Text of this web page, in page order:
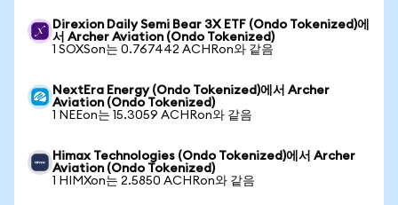
Direxion Daily Semi Bear 3X ETF (Ondo Tokenized)에
서 Archer Aviation (Ondo Tokenized)
1 SOXSon는 0.767442 ACHRon와 같음
NextEra Energy (Ondo Tokenized)에서 Archer
Aviation (Ondo Tokenized)
1 NEEon는 15.3059 ACHRon와 같음
Himax Technologies (Ondo Tokenized)에서 Archer
Aviation (Ondo Tokenized)
1 HIMXon는 2.5850 ACHRon와 같음